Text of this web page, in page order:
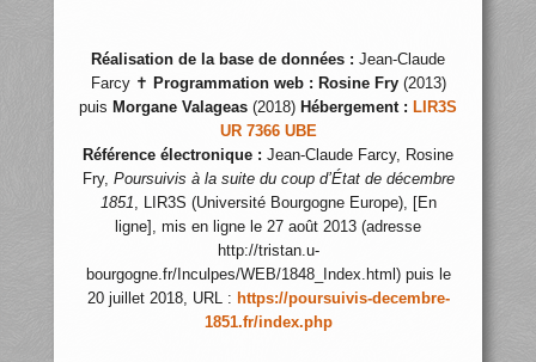
Réalisation de la base de données : Jean-Claude
Farcy ✝ Programmation web : Rosine Fry(2013)
puis Morgane Valageas (2018) Hébergement : LIR3S
UR 7366 UBE
Référence électronique : Jean-Claude Farcy, Rosine
Fry, Poursuivis à la suite du coup d’État de décembre
1851, LIR3S (Université Bourgogne Europe), [En
ligne], mis en ligne le 27 août 2013 (adresse
http://tristan.u-
bourgogne.fr/Inculpes/WEB/1848_Index.html) puis le
20 juillet 2018, URL : https://poursuivis-decembre-
1851.fr/index.php